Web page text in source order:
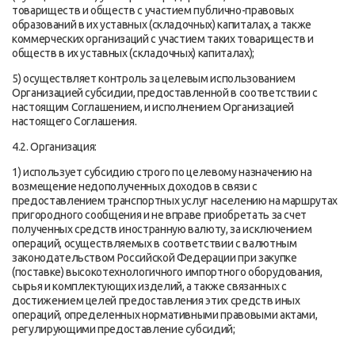
товариществ и обществ с участием публично-правовых
образований в их уставных (складочных) капиталах, а также
коммерческих организаций с участием таких товариществ и
обществ в их уставных (складочных) капиталах);
5) осуществляет контроль за целевым использованием
Организацией субсидии, предоставленной в соответствии с
настоящим Соглашением, и исполнением Организацией
настоящего Соглашения.
4.2. Организация:
1) использует субсидию строго по целевому назначению на
возмещение недополученных доходов в связи с
предоставлением транспортных услуг населению на маршрутах
пригородного сообщения и не вправе приобретать за счет
полученных средств иностранную валюту, за исключением
операций, осуществляемых в соответствии с валютным
законодательством Российской Федерации при закупке
(поставке) высокотехнологичного импортного оборудования,
сырья и комплектующих изделий, а также связанных с
достижением целей предоставления этих средств иных
операций, определенных нормативными правовыми актами,
регулирующими предоставление субсидий;